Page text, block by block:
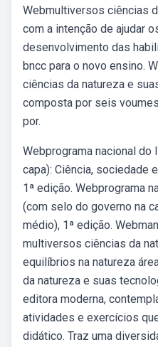
Webmultiversos ciências
com a intenção de ajudar
desenvolvimento das
bncc para o novo ensino.
ciências da natureza e
composta por seis
por.
Webprograma nacional
capa): Ciência, sociedade
1ª edição. Webprograma
(com selo do governo na
médio), 1ª edição.
multiversos ciências da
equilíbrios na natureza
da natureza e suas
editora moderna,
atividades e exercícios
didático. Traz uma